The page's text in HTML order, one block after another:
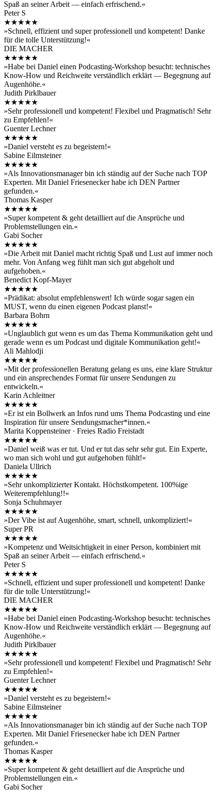
Spaß an seiner Arbeit — einfach erfrischend.«
Peter S
★★★★★
»Schnell, effizient und super professionell und kompetent! Danke
für die tolle Unterstützung!«
DIE MACHER
★★★★★
»Habe bei Daniel einen Podcasting-Workshop besucht: technisches
Know-How und Reichweite verständlich erklärt — Begegnung auf
Augenhöhe.«
Judith Pirklbauer
★★★★★
»Sehr professionell und kompetent! Flexibel und Pragmatisch! Sehr
zu Empfehlen!«
Guenter Lechner
★★★★★
»Daniel versteht es zu begeistern!«
Sabine Eilmsteiner
★★★★★
»Als Innovationsmanager bin ich ständig auf der Suche nach TOP
Experten. Mit Daniel Friesenecker habe ich DEN Partner
gefunden.«
Thomas Kasper
★★★★★
»Super kompetent & geht detailliert auf die Ansprüche und
Problemstellungen ein.«
Gabi Socher
★★★★★
»Die Arbeit mit Daniel macht richtig Spaß und Lust auf immer noch
mehr. Von Anfang weg fühlt man sich gut abgeholt und
aufgehoben.«
Benedict Kopf-Mayer
★★★★★
»Prädikat: absolut empfehlenswert! Ich würde sogar sagen ein
MUST, wenn du einen eigenen Podcast planst!«
Barbara Bohrn
★★★★★
»Unglaublich gut wenn es um das Thema Kommunikation geht und
gerade wenn es um Podcast und digitale Kommunikation geht!«
Ali Mahlodji
★★★★★
»Mit der professionellen Beratung gelang es uns, eine klare Struktur
und ein ansprechendes Format für unsere Sendungen zu
entwickeln.«
Karin Achleitner
★★★★★
»Er ist ein Bollwerk an Infos rund ums Thema Podcasting und eine
Inspiration für unsere Sendungsmacher*innen.«
Marita Koppensteiner · Freies Radio Freistadt
★★★★★
»Daniel weiß was er tut. Und er tut das sehr sehr gut. Ein Experte,
wo man sich wohl und gut aufgehoben fühlt!«
Daniela Ullrich
★★★★★
»Sehr unkomplizierter Kontakt. Höchstkompetent. 100%ige
Weiterempfehlung!!«
Sonja Schuhmayer
★★★★★
»Der Vibe ist auf Augenhöhe, smart, schnell, unkompliziert!«
Super PR
★★★★★
»Kompetenz und Weitsichtigkeit in einer Person, kombiniert mit
Spaß an seiner Arbeit — einfach erfrischend.«
Peter S
★★★★★
»Schnell, effizient und super professionell und kompetent! Danke
für die tolle Unterstützung!«
DIE MACHER
★★★★★
»Habe bei Daniel einen Podcasting-Workshop besucht: technisches
Know-How und Reichweite verständlich erklärt — Begegnung auf
Augenhöhe.«
Judith Pirklbauer
★★★★★
»Sehr professionell und kompetent! Flexibel und Pragmatisch! Sehr
zu Empfehlen!«
Guenter Lechner
★★★★★
»Daniel versteht es zu begeistern!«
Sabine Eilmsteiner
★★★★★
»Als Innovationsmanager bin ich ständig auf der Suche nach TOP
Experten. Mit Daniel Friesenecker habe ich DEN Partner
gefunden.«
Thomas Kasper
★★★★★
»Super kompetent & geht detailliert auf die Ansprüche und
Problemstellungen ein.«
Gabi Socher